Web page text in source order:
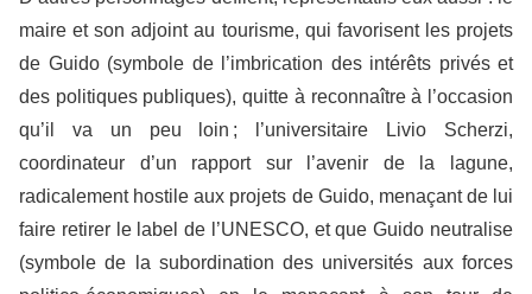
maire et son adjoint au tourisme, qui favorisent les projets
de Guido (symbole de l’imbrication des intérêts privés et
des politiques publiques), quitte à reconnaître à l’occasion
qu’il va un peu loin ; l’universitaire Livio Scherzi,
coordinateur d’un rapport sur l’avenir de la lagune,
radicalement hostile aux projets de Guido, menaçant de lui
faire retirer le label de l’UNESCO, et que Guido neutralise
(symbole de la subordination des universités aux forces